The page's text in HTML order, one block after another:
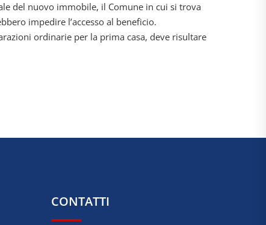
del nuovo immobile, il Comune in cui si trova
impedire l’accesso al beneficio.
ordinarie per la prima casa, deve risultare
CONTATTI